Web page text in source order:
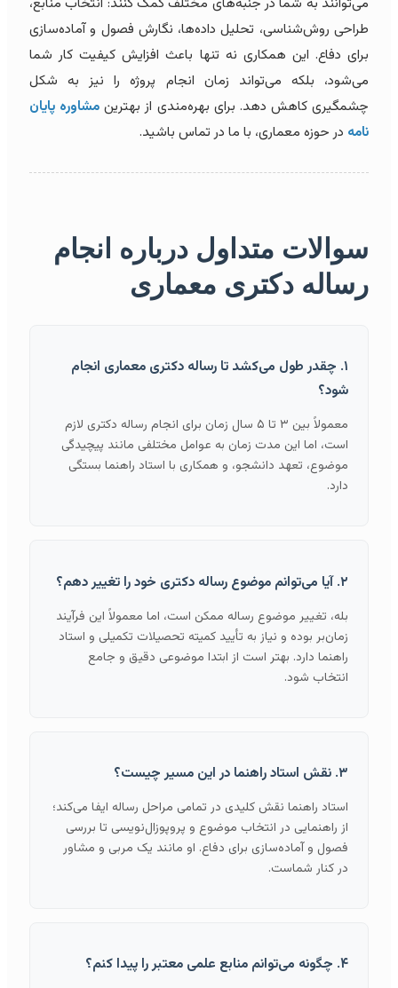
طراحی روش‌شناسی، تحلیل داده‌ها، نگارش فصول و آماده‌سازی
برای دفاع. این همکاری نه تنها باعث افزایش کیفیت کار شما
می‌شود، بلکه می‌تواند زمان انجام پروژه را نیز به شکل
چشمگیری کاهش دهد. برای بهره‌مندی از بهترینمشاوره پایان
در حوزه معماری، با ما در تماس باشید.
سوالات متداول درباره انجام
رساله دکتری معماری
۱. چقدر طول می‌کشد تا رساله دکتری معماری انجام
شود؟
معمولاً بین ۳ تا ۵ سال زمان برای انجام رساله دکتری لازم
است، اما این مدت زمان به عوامل مختلفی مانند پیچیدگی
موضوع، تعهد دانشجو، و همکاری با استاد راهنما بستگی
بله، تغییر موضوع رساله ممکن است، اما معمولاً این فرآیند
زمان‌بر بوده و نیاز به تأیید کمیته تحصیلات تکمیلی و استاد
راهنما دارد. بهتر است از ابتدا موضوعی دقیق و جامع
انتخاب شود.
استاد راهنما نقش کلیدی در تمامی مراحل رساله ایفا می‌کند؛
از راهنمایی در انتخاب موضوع و پروپوزال‌نویسی تا بررسی
فصول و آماده‌سازی برای دفاع. او مانند یک مربی و مشاور
در کنار شماست.